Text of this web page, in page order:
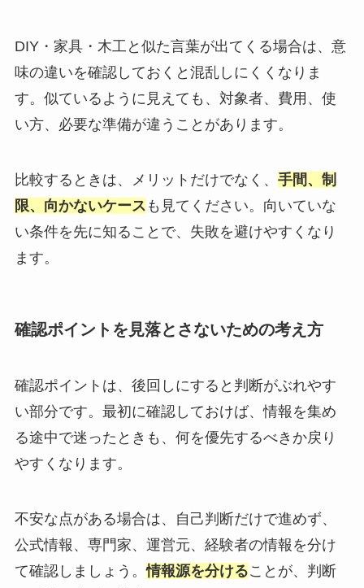
DIY・家具・木工と似た言葉が出てくる場合は、意
味の違いを確認しておくと混乱しにくくなりま
す。似ているように見えても、対象者、費用、使
い方、必要な準備が違うことがあります。
比較するときは、メリットだけでなく、 手間、制
限、向かないケース も見てください。向いていな
い条件を先に知ることで、失敗を避けやすくなり
ます。
確認ポイントを見落とさないための考え方
確認ポイントは、後回しにすると判断がぶれやす
い部分です。最初に確認しておけば、情報を集め
る途中で迷ったときも、何を優先するべきか戻り
やすくなります。
不安な点がある場合は、自己判断だけで進めず、
公式情報、専門家、運営元、経験者の情報を分け
て確認しましょう。情報源を分けることが、判断